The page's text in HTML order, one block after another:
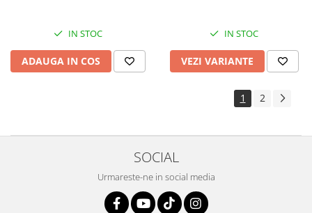
IN STOC
ADAUGA IN COS
IN STOC
VEZI VARIANTE
1 2
SOCIAL
Urmareste-ne in social media